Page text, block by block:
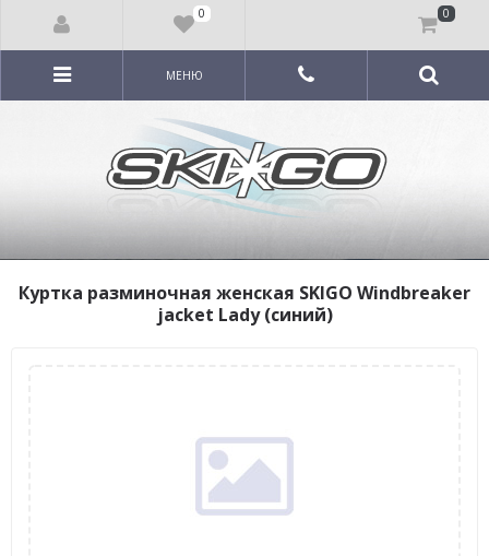
МЕНЮ
Куртка разминочная женская SKIGO Windbreaker
jacket Lady (синий)
0 0